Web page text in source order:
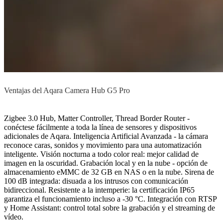
Ventajas del Aqara Camera Hub G5 Pro
Zigbee 3.0 Hub, Matter Controller, Thread Border Router -
conéctese fácilmente a toda la línea de sensores y dispositivos
adicionales de Aqara. Inteligencia Artificial Avanzada - la cámara
reconoce caras, sonidos y movimiento para una automatización
inteligente. Visión nocturna a todo color real: mejor calidad de
imagen en la oscuridad. Grabación local y en la nube - opción de
almacenamiento eMMC de 32 GB en NAS o en la nube. Sirena de
100 dB integrada: disuada a los intrusos con comunicación
bidireccional. Resistente a la intemperie: la certificación IP65
garantiza el funcionamiento incluso a -30 °C. Integración con RTSP
y Home Assistant: control total sobre la grabación y el streaming de
vídeo.